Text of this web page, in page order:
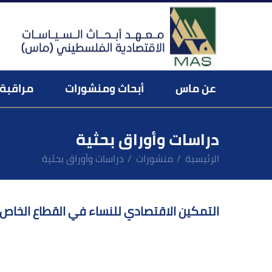
عن ماس أبحاث ومنشورات
دراسات وأوراق بحثية
الرئيسية منشورات دراسات وأوراق بحثية
التمكین الاقتصادي للنساء في القطاع